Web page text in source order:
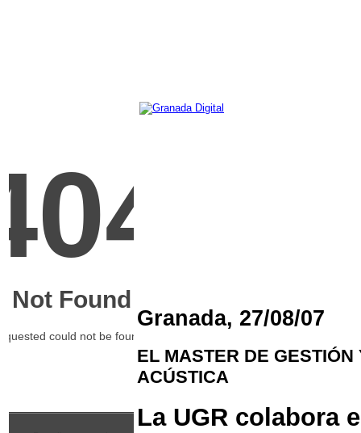
Granada, 27/08/07
EL MASTER DE
ACÚSTICA
La UGR colabora